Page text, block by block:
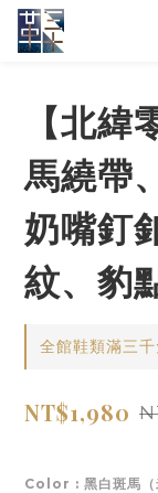
【北
馬繞帶
奶嘴釘
紋、豹
全館鞋類滿三
NT$1,980
Color : 黑白斑馬（